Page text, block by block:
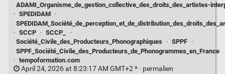
ADAMI_Organisme_de_gestion_collective_des_droits_des_artistes-
· SPEDIDAM
·
· SCCP · SCCP_
·
Société_Civile_des_Producteurs_Phonographiques
· SPPF
·
SPPF_Société_Civile_des_Producteurs_de_Phonogrammes_en_France
· tempoformation.com
April 24, 2026 at 8:23:17 AM GMT+2 * · permalien